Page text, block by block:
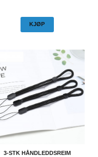
KJØP
3-STK HÅNDLEDDSREIM